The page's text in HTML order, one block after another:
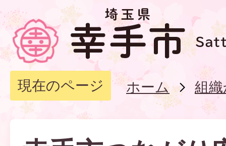
現在のページ ホーム 組